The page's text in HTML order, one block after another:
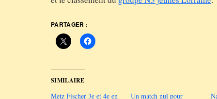
PARTAGER :
SIMILAIRE
Metz Fischer 3e et 4e en
Un match nul pour